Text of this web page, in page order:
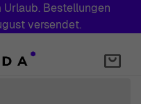
Bestellungen
versendet.